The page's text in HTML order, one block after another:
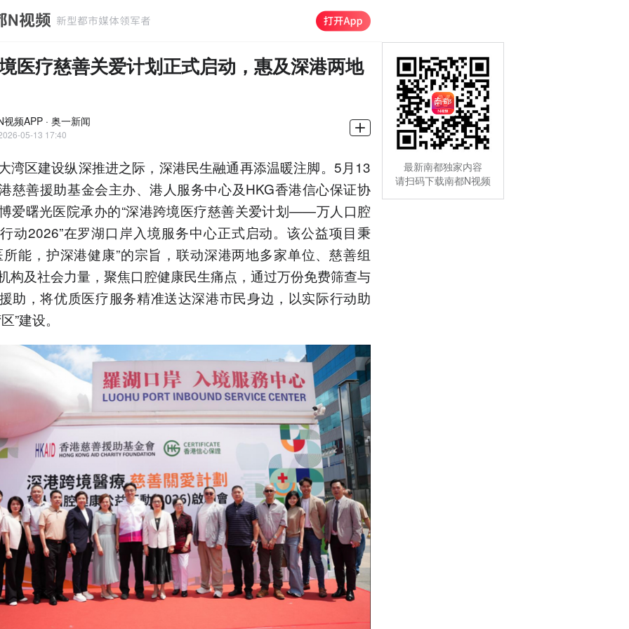
医疗慈善关爱计划正式启动，惠及深港两地
视频APP · 奥一新闻
05-13 17:40
湾区建设纵深推进之际，深港民生融通再添温暖注脚。5月13
慈善援助基金会主办、港人服务中心及HKG香港信心保证协
爱曙光医院承办的“深港跨境医疗慈善关爱计划——万人口腔
动2026”在罗湖口岸入境服务中心正式启动。该公益项目秉
所能，护深港健康”的宗旨，联动深港两地多家单位、慈善组
构及社会力量，聚焦口腔健康民生痛点，通过万份免费筛查与
助，将优质医疗服务精准送达深港市民身边，以实际行动助
”建设。
最新南都独家内容
请扫码下载南都N视频